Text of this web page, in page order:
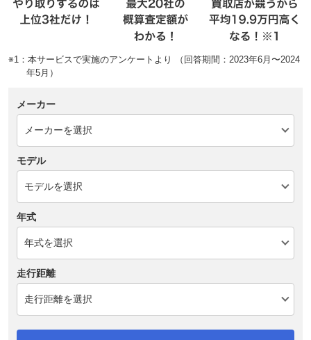
※1：本サービスで実施のアンケートより （回答期間：2023年6月〜2024
年5月）
メーカー
モデル
年式
走行距離